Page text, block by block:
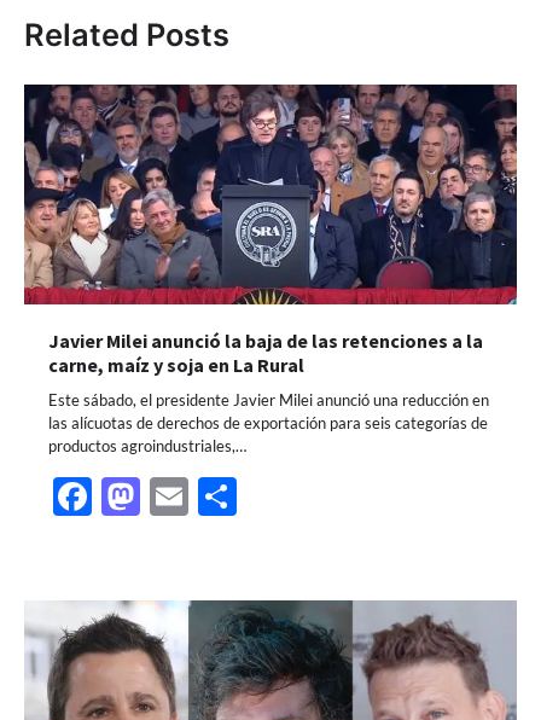
Related Posts
Javier Milei anunció la baja de las retenciones a la
carne, maíz y soja en La Rural
Este sábado, el presidente Javier Milei anunció una reducción en
las alícuotas de derechos de exportación para seis categorías de
productos agroindustriales,…
Facebook
Mastodon
Email